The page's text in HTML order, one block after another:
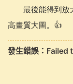
最後能得到放
高畫質大圖。👍